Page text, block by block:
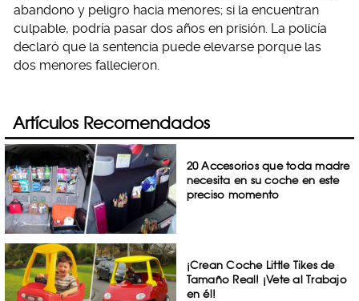
abandono y peligro hacia menores; si la encuentran
culpable, podría pasar dos años en prisión. La policía
declaró que la sentencia puede elevarse porque las
dos menores fallecieron.
Artículos Recomendados
20 Accesorios que toda madre
necesita en su coche en este
preciso momento
¡Crean Coche Little Tikes de
Tamaño Real! ¡Vete al Trabajo
en él!